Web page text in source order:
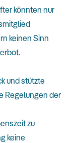
könnten nur
keinen Sinn
und stützte
Regelungen der
zu
keine